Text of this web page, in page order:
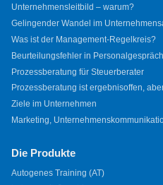
Unternehmensleitbild – warum?
Gelingender Wandel im
Was ist der Management-Regelkreis?
Beurteilungsfehler in
Prozessberatung für Steuerberater
Prozessberatung ist ergebnisoffen,
Ziele im Unternehmen
Marketing,
Die Produkte
Autogenes Training (AT)